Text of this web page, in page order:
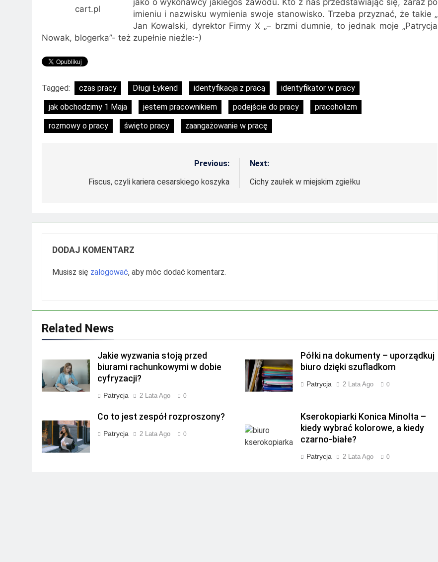
cart.pl
jako o wykonawcy jakiegoś zawodu. Kto z nas przedstawiając się, zaraz po
imieniu i nazwisku wymienia swoje stanowisko. Trzeba przyznać, że takie „
Jan Kowalski, dyrektor Firmy X „– brzmi dumnie, to jednak moje „Patrycja
Nowak, blogerka”- też zupełnie nieźle:-)
Tagged: czas pracy Długi Łykend identyfikacja z pracą
identyfikator w pracy
jak obchodzimy 1 Maja
jestem pracownikiem podejście do pracy
pracoholizm
rozmowy o pracy
święto pracy zaangażowanie w pracę
Previous:
Fiscus, czyli kariera cesarskiego koszyka
Next:
Cichy zaułek w miejskim zgiełku
DODAJ KOMENTARZ
Musisz się zalogować, aby móc dodać komentarz.
Related News
Jakie wyzwania stoją przed
biurami rachunkowymi w dobie
cyfryzacji?
Patrycja 2 Lata Ago 0
Półki na dokumenty – uporządkuj
biuro dzięki szufladkom
Patrycja 2 Lata Ago 0
Co to jest zespół rozproszony?
Patrycja 2 Lata Ago 0
Kserokopiarki Konica Minolta –
kiedy wybrać kolorowe, a kiedy
czarno-białe?
Patrycja 2 Lata Ago 0